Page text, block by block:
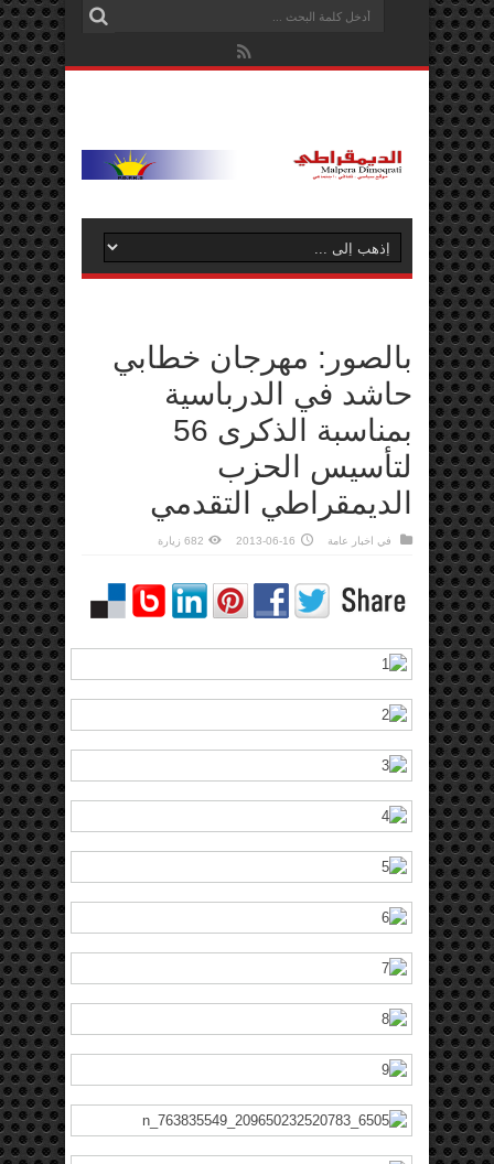
بالصور: مهرجان خطابي
حاشد في الدرباسية
بمناسبة الذكرى 56
لتأسيس الحزب
الديمقراطي التقدمي
في اخبار عامة 2013-06-16 682 زيارة